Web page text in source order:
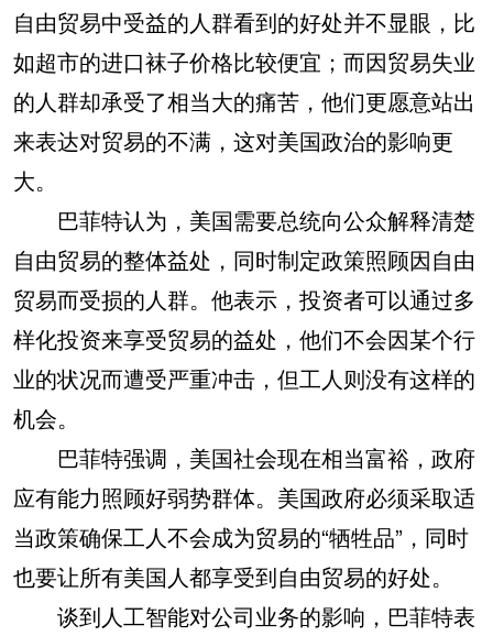
自由贸易中受益的人群看到的好处并不显眼，比
如超市的进口袜子价格比较便宜；而因贸易失业
的人群却承受了相当大的痛苦，他们更愿意站出
来表达对贸易的不满，这对美国政治的影响更
大。
巴菲特认为，美国需要总统向公众解释清楚
自由贸易的整体益处，同时制定政策照顾因自由
贸易而受损的人群。他表示，投资者可以通过多
样化投资来享受贸易的益处，他们不会因某个行
业的状况而遭受严重冲击，但工人则没有这样的
机会。
巴菲特强调，美国社会现在相当富裕，政府
应有能力照顾好弱势群体。美国政府必须采取适
当政策确保工人不会成为贸易的“牺牲品”，同时
也要让所有美国人都享受到自由贸易的好处。
谈到人工智能对公司业务的影响，巴菲特表